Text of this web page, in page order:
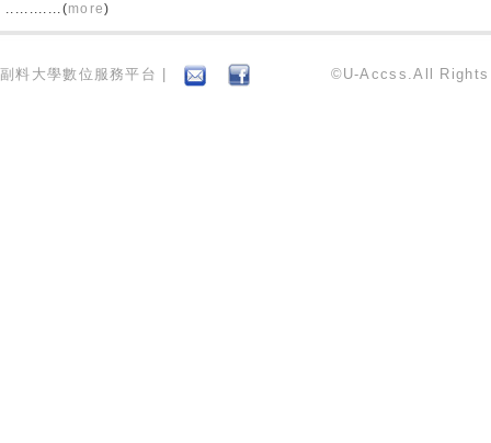
............(more)
副料大學數位服務平台 | ©U-Accss.All Rights